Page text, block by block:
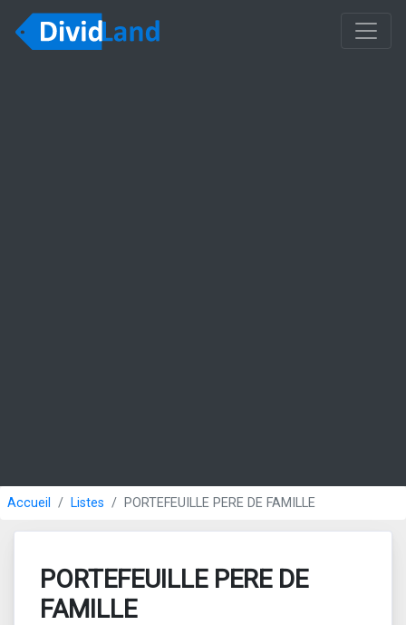
Accueil Listes PORTEFEUILLE PERE DE FAMILLE
PORTEFEUILLE PERE DE
FAMILLE